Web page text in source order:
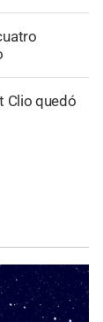
Clio quedó